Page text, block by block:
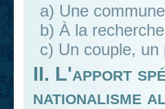
a) Une
b) À la
c) Un couple, un
II. L'apport
nationalisme